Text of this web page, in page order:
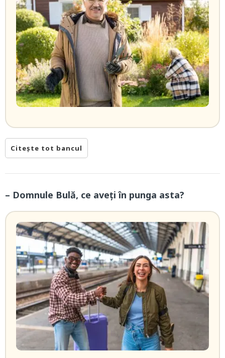
Citește tot bancul
– Domnule Bulă, ce aveți în punga asta?